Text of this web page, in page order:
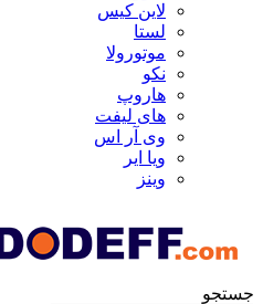
لاین کیس
لستا
موتورولا
نکو
هاروپ
های لیفت
وی آر اس
ویا ایر
وینز
جستجو